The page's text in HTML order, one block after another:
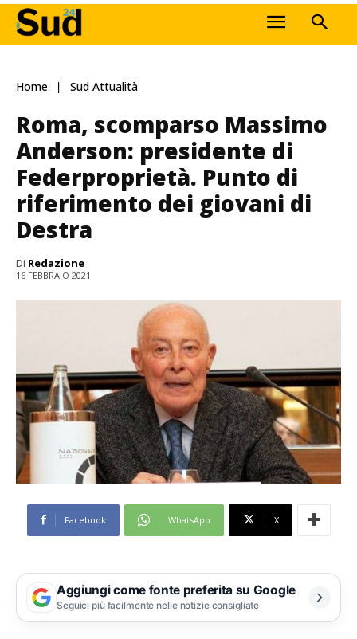
Home Sud Attualità
Roma, scomparso Massimo
Anderson: presidente di
Federproprietà. Punto di
riferimento dei giovani di
Destra
Di Redazione
16 FEBBRAIO 2021
Facebook WhatsApp X
Aggiungi come fonte preferita su Google
Seguici più facilmente nelle notizie consigliate